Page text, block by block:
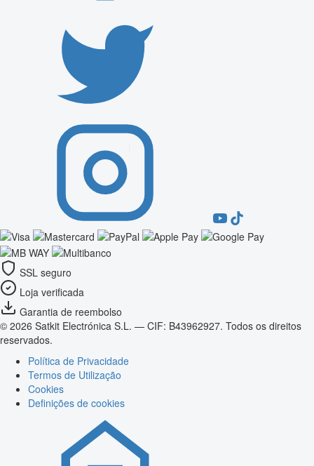
SSL seguro
Loja verificada
Garantia de reembolso
© 2026 Satkit Electrónica S.L. — CIF: B43962927. Todos os direitos
reservados.
Política de Privacidade
Termos de Utilização
Cookies
Definições de cookies